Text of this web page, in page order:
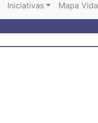
Iniciativas Mapa Vida